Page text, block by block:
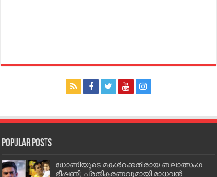
Popular Posts
ധോണിയുടെ മകള്‍ക്കെതിരായ ബലാത്സംഗ
ഭീഷണി; പ്രതികരണവുമായി മാധവന്‍